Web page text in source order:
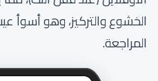
الخشوع والتركيز، وهو
المراجعة.